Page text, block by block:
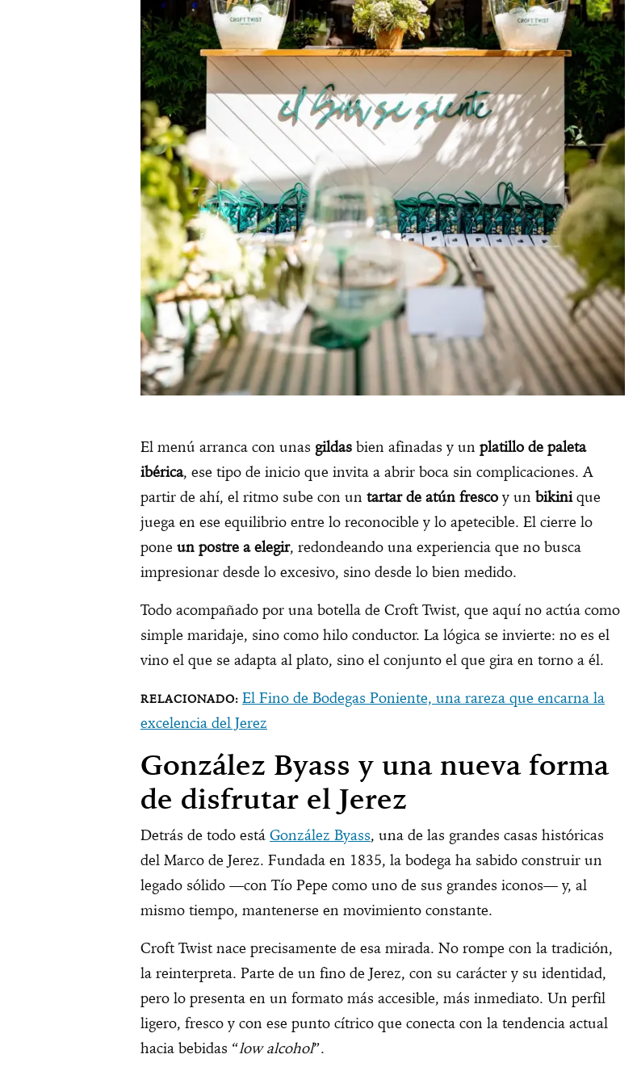
El menú arranca con unas gildas bien afinadas y un platillo de paleta
ibérica, ese tipo de inicio que invita a abrir boca sin complicaciones. A
partir de ahí, el ritmo sube con un tartar de atún fresco y un bikinique
juega en ese equilibrio entre lo reconocible y lo apetecible. El cierre lo
pone un postre a elegir, redondeando una experiencia que no busca
impresionar desde lo excesivo, sino desde lo bien medido.
Todo acompañado por una botella de Croft Twist, que aquí no actúa como
simple maridaje, sino como hilo conductor. La lógica se invierte: no es el
vino el que se adapta al plato, sino el conjunto el que gira en torno a él.
El Fino de Bodegas Poniente, una rareza que encarna la
excelencia del Jerez
González Byass y una nueva forma
de disfrutar el Jerez
Detrás de todo está González Byass, una de las grandes casas históricas
del Marco de Jerez. Fundada en 1835, la bodega ha sabido construir un
legado sólido —con Tío Pepe como uno de sus grandes iconos— y, al
mismo tiempo, mantenerse en movimiento constante.
Croft Twist nace precisamente de esa mirada. No rompe con la tradición,
la reinterpreta. Parte de un fino de Jerez, con su carácter y su identidad,
pero lo presenta en un formato más accesible, más inmediato. Un perfil
ligero, fresco y con ese punto cítrico que conecta con la tendencia actual
hacia bebidas “low alcohol”.